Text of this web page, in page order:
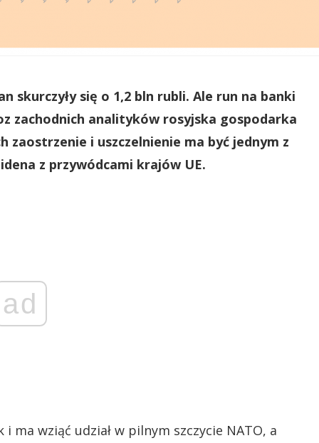
skurczyły się o 1,2 bln rubli. Ale run na banki
zachodnich analityków rosyjska gospodarka
zaostrzenie i uszczelnienie ma być jednym z
z przywódcami krajów UE.
ad
ma wziąć udział w pilnym szczycie NATO, a